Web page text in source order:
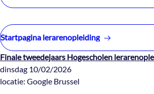
Finale tweedejaars Hogescholen
dinsdag 10/02/2026
locatie: Google Brussel
Startpagina lerarenopleiding